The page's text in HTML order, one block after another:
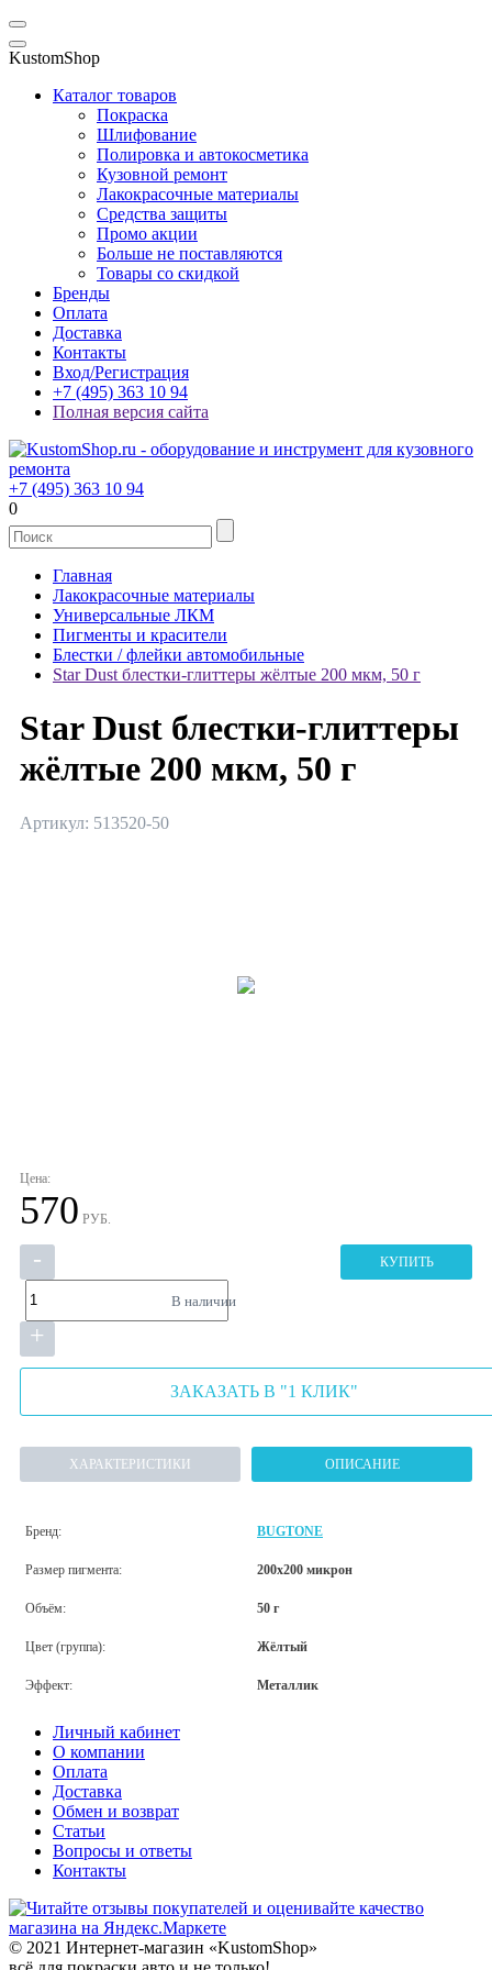
KustomShop
Каталог товаров
Покраска
Шлифование
Полировка и автокосметика
Кузовной ремонт
Лакокрасочные материалы
Средства защиты
Промо акции
Больше не поставляются
Товары со скидкой
Бренды
Оплата
Доставка
Контакты
Вход/Регистрация
+7 (495) 363 10 94
Полная версия сайта
+7 (495) 363 10 94
0
Главная
Лакокрасочные материалы
Универсальные ЛКМ
Пигменты и красители
Блестки / флейки автомобильные
Star Dust блестки-глиттеры жёлтые 200 мкм, 50 г
Star Dust блестки-глиттеры
жёлтые 200 мкм, 50 г
Артикул: 513520-50
Цена:
570 РУБ.
-
+
КУПИТЬ
В наличии
ЗАКАЗАТЬ В "1 КЛИК"
ХАРАКТЕРИСТИКИ ОПИСАНИЕ
Бренд: BUGTONE
Размер пигмента: 200х200 микрон
Объём: 50 г
Цвет (группа): Жёлтый
Эффект: Металлик
Личный кабинет
О компании
Оплата
Доставка
Обмен и возврат
Статьи
Вопросы и ответы
Контакты
© 2021 Интернет-магазин «KustomShop»